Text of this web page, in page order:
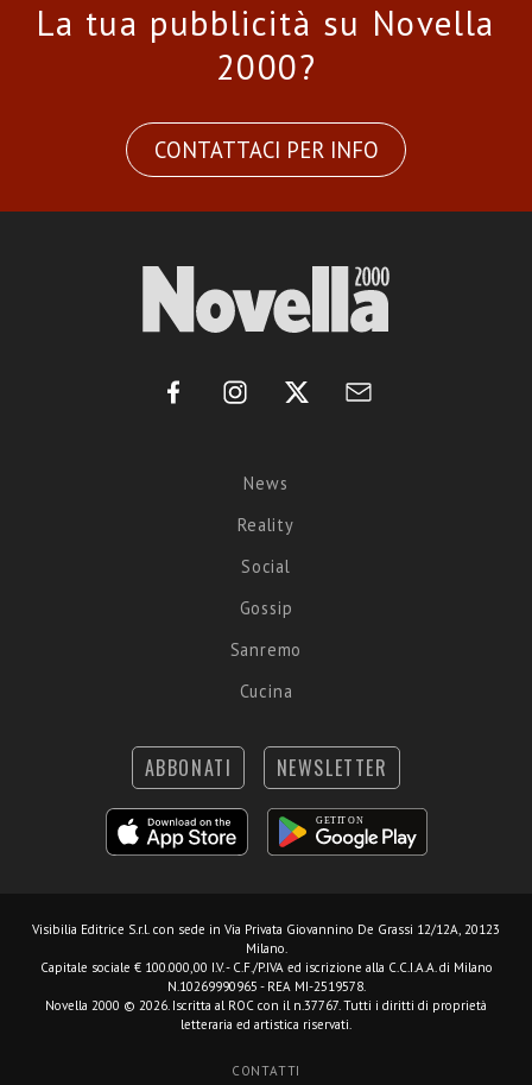
La tua pubblicità su Novella
2000?
CONTATTACI PER INFO
News
Reality
Social
Gossip
Sanremo
Cucina
ABBONATI NEWSLETTER
Visibilia Editrice S.r.l. con sede in Via Privata Giovannino De Grassi 12/12A, 20123
Milano.
Capitale sociale € 100.000,00 I.V. - C.F./P.IVA ed iscrizione alla C.C.I.A.A. di Milano
N.10269990965 - REA MI-2519578.
Novella 2000 © 2026. Iscritta al ROC con il n.37767. Tutti i diritti di proprietà
letteraria ed artistica riservati.
CONTATTI